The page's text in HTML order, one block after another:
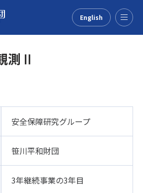
English
測Ⅱ
安全保障研究グループ
笹川平和財団
3年継続事業の3年目